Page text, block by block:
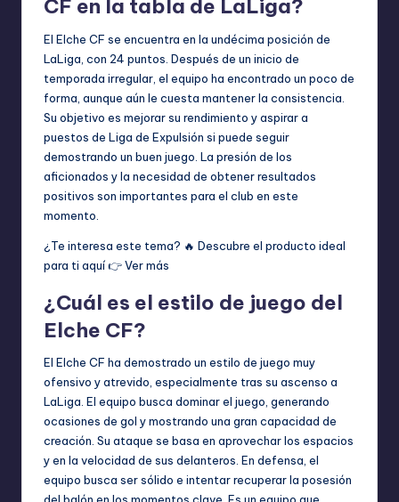
CF en la tabla de LaLiga?
El Elche CF se encuentra en la undécima posición de
LaLiga, con 24 puntos. Después de un inicio de
temporada irregular, el equipo ha encontrado un poco de
forma, aunque aún le cuesta mantener la consistencia.
Su objetivo es mejorar su rendimiento y aspirar a
puestos de Liga de Expulsión si puede seguir
demostrando un buen juego. La presión de los
aficionados y la necesidad de obtener resultados
positivos son importantes para el club en este
momento.
¿Te interesa este tema? 🔥 Descubre el producto ideal
para ti aquí 👉Ver más
¿Cuál es el estilo de juego del
Elche CF?
El Elche CF ha demostrado un estilo de juego muy
ofensivo y atrevido, especialmente tras su ascenso a
LaLiga. El equipo busca dominar el juego, generando
ocasiones de gol y mostrando una gran capacidad de
creación. Su ataque se basa en aprovechar los espacios
y en la velocidad de sus delanteros. En defensa, el
equipo busca ser sólido e intentar recuperar la posesión